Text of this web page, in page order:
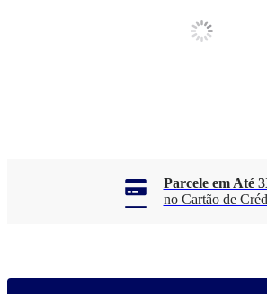
Parcele em Até
no Cartão de